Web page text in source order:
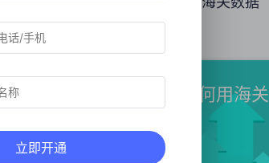
业来
调整
可能
。它
精准开发海外客户
外贸新手必看！如何用海关
立即开通